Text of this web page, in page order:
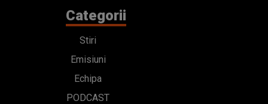
Categorii
Stiri
Emisiuni
Echipa
PODCAST